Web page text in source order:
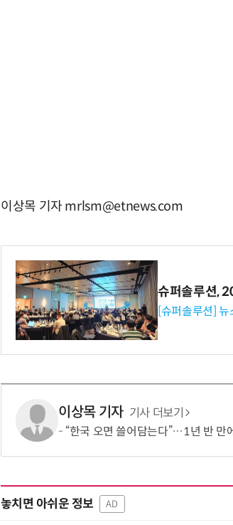
이상목 기자 mrlsm@etnews.com
슈퍼솔루션,
[슈퍼솔루션] 뉴
이상목 기자 기사 더보기
“한국 오면 쓸어담는다”…1년 반
놓치면 아쉬운 정보 AD